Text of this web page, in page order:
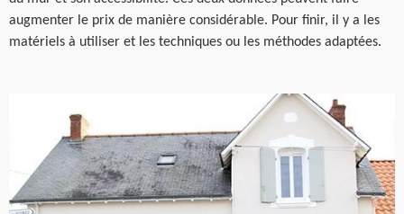
augmenter le prix de manière considérable. Pour finir, il y a les
matériels à utiliser et les techniques ou les méthodes adaptées.